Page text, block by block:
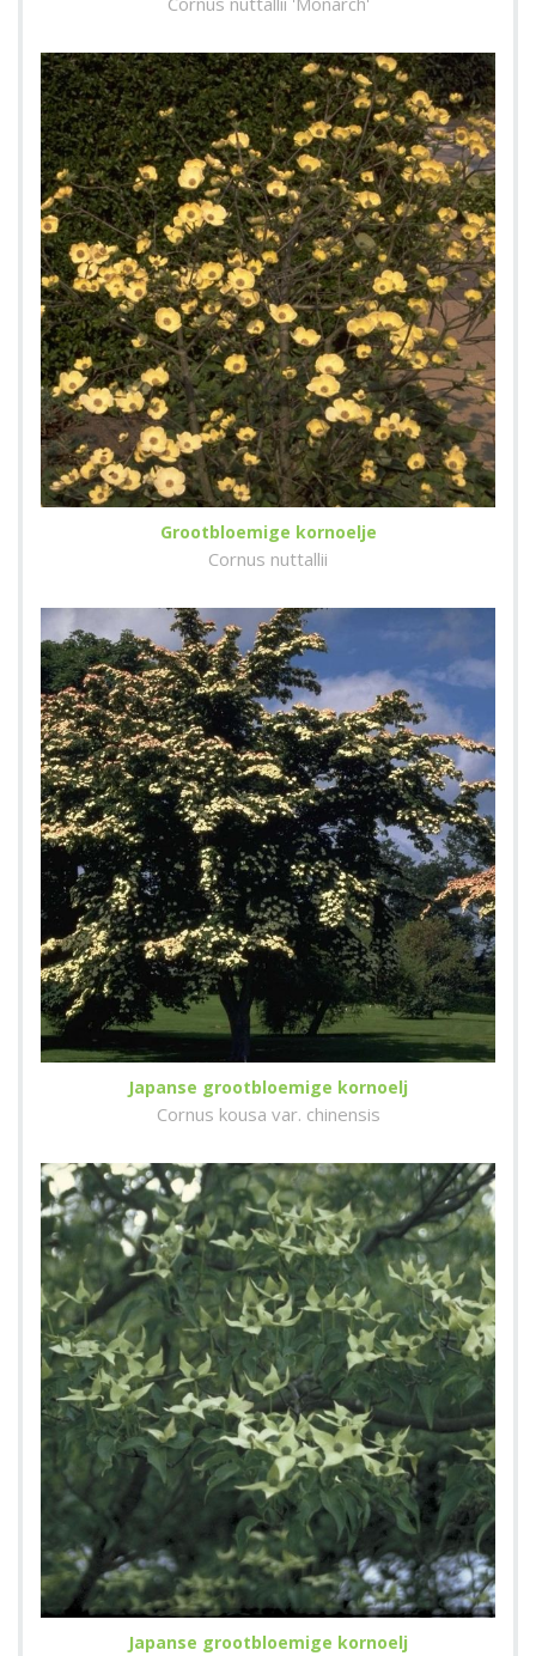
Grootbloemige kornoelje
Cornus nuttallii
Japanse grootbloemige kornoelj
Cornus kousa var. chinensis
Japanse grootbloemige kornoelj